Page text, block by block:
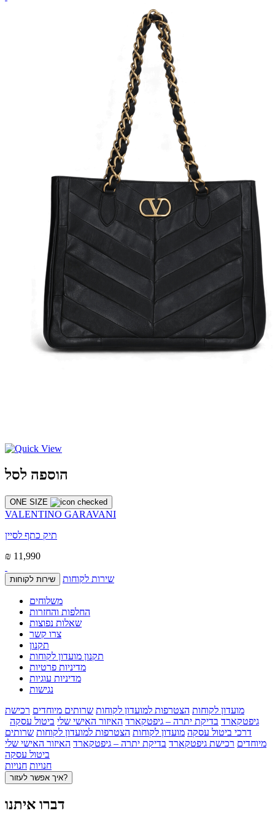
הוספה לסל
ONE SIZE
VALENTINO GARAVANI
תיק כתף לסיין
₪ 11,990
שירות לקוחות שירות לקוחות
משלוחים
החלפות והחזרות
שאלות נפוצות
צרו קשר
תקנון
תקנון מועדון לקוחות
מדיניות פרטיות
מדיניות עוגיות
נגישות
מועדון לקוחות הצטרפות למועדון לקוחות שרותים מיוחדים רכישת
גיפטקארד בדיקת יתרה – גיפטקארד האיזור האישי שלי ביטול עסקה
דרכי ביטול עסקה מועדון לקוחות הצטרפות למועדון לקוחות שרותים
מיוחדים רכישת גיפטקארד בדיקת יתרה – גיפטקארד האיזור האישי שלי
ביטול עסקה
חנויות חנויות
איך אפשר לעזור?
דברו איתנו